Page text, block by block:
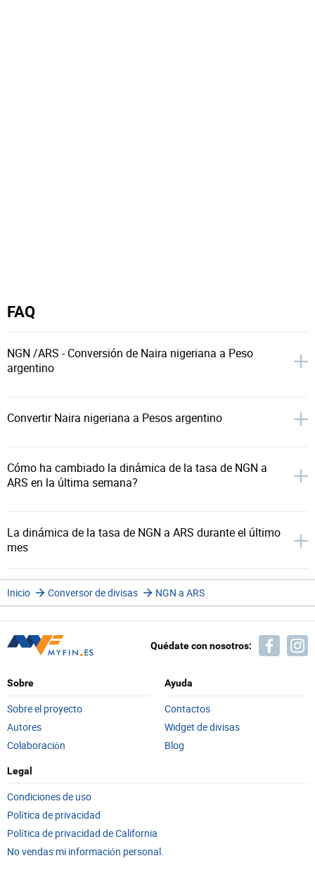
FAQ
NGN /ARS - Conversión de Naira nigeriana a Peso
argentino
Convertir Naira nigeriana a Pesos argentino
Cómo ha cambiado la dinámica de la tasa de NGN a
ARS en la última semana?
La dinámica de la tasa de NGN a ARS durante el último
mes
Inicio Conversor de divisas NGN a ARS
Quédate con nosotros:
Sobre
Sobre el proyecto
Autores
Colaboración
Ayuda
Contactos
Widget de divisas
Blog
Legal
Condiciones de uso
Política de privacidad
Política de privacidad de California
No vendas mi información personal.